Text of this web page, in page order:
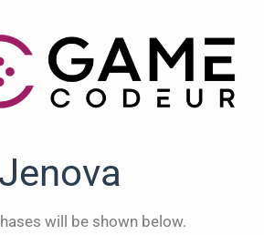
Jenova
will be shown below.